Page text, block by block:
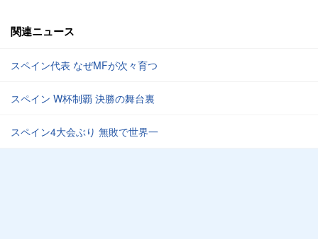
関連ニュース
スペイン代表 なぜMFが次々育つ
スペイン W杯制覇 決勝の舞台裏
スペイン4大会ぶり 無敗で世界一